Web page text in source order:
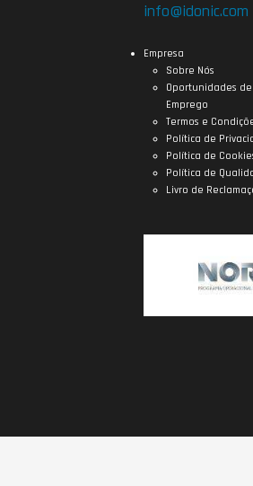
info@idonic.com
Empresa
Sobre Nós
Oportunidades de
Emprego
Termos e
Política de
Política de
Política de
Livro de